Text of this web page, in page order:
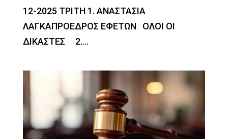
12-2025 ΤΡΙΤΗ 1. ΑΝΑΣΤΑΣΙΑ
ΛΑΓΚΑΠΡΟΕΔΡΟΣ ΕΦΕΤΩΝ ΟΛΟΙ ΟΙ
ΔΙΚΑΣΤΕΣ 2....